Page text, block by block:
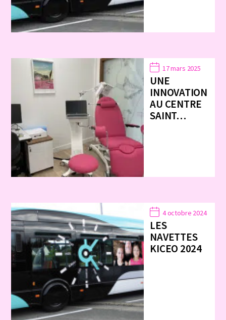
17 mars 2025
UNE
INNOVATION
AU CENTRE
SAINT…
4 octobre 2024
LES
NAVETTES
KICEO 2024